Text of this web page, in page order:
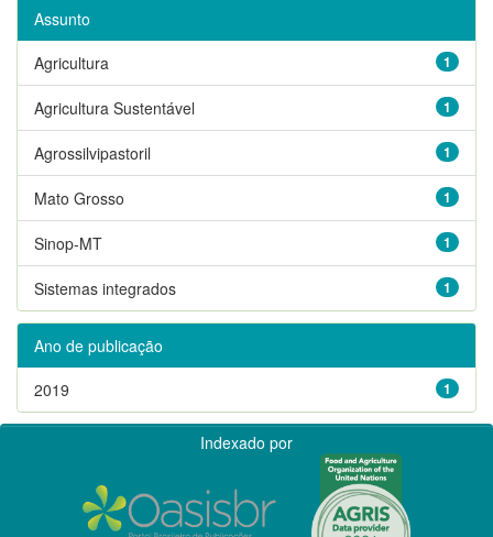
Assunto
1
Agricultura
1
Agricultura Sustentável
1
Agrossilvipastoril
1
Mato Grosso
1
Sinop-MT
1
Sistemas integrados
Ano de publicação
1
2019
Indexado por